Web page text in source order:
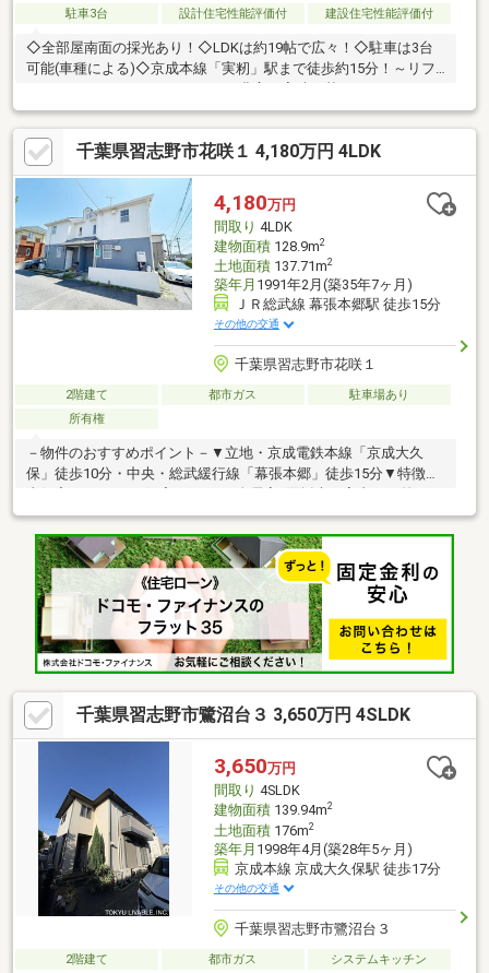
駐車3台 設計住宅性能評価付 建設住宅性能評価付
◇全部屋南面の採光あり！◇LDKは約19帖で広々！◇駐車は3台
可能(車種による)◇京成本線「実籾」駅まで徒歩約15分！～リフ
ムプランのご提案もいたします！安心の定額プランで、理想のお
住まいをかなえませんか？住宅ローンのご相談も承っておりま
す！お気軽にお問合せくださいませ☆【周辺環境】・まいばすけ
っと実籾駅前店/徒歩約17分/約1300ｍ・セブンイレブン千葉長作
町店/徒歩約6分/約480ｍ・千葉長作郵便局/徒歩約10分/約740ｍ・
長作保育所/徒歩約17分/約1300ｍ・長作下谷津公園/徒歩約3分/約
190ｍ
千葉県習志野市花咲１ 4,180万円 4LDK
4,180万円
間取り 4LDK
建物面積128.9m2
土地面積137.71m2
築年月 1991年2月(築35年7ヶ月)
ＪＲ総武線 幕張本郷駅 徒歩15分
その他の交通
千葉県習志野市花咲１
2階建て 都市ガス
駐車場あり
所有権
－物件のおすすめポイント－▼立地・京成電鉄本線「京成大久
保」徒歩10分・中央・総武緩行線「幕張本郷」徒歩15分▼特徴・
入りやすい間取り・1階に水回りを集約配置、家事動線良好・各洋
室や階段下に収納スペース有・洋室約8.4帖に南西向きバルコニー
を設置・カースペース2台分有(車種制限有)▼周辺環境・習志野市
立屋敷小学校 徒歩8分(約590m)・リブレ京成幕張本郷店 徒歩9分
(約670m)■ ご希望の住まい探しをお手伝いします
━━━━━・・・物件の詳細・ご相談はお気軽にお問い合わせく
ださい。
千葉県習志野市鷺沼台３ 3,650万円 4SLDK
3,650万円
間取り 4SLDK
建物面積139.94m2
土地面積176m2
築年月 1998年4月(築28年5ヶ月)
京成本線 京成大久保駅 徒歩17分
その他の交通
千葉県習志野市鷺沼台３
2階建て 都市ガス システムキッチン